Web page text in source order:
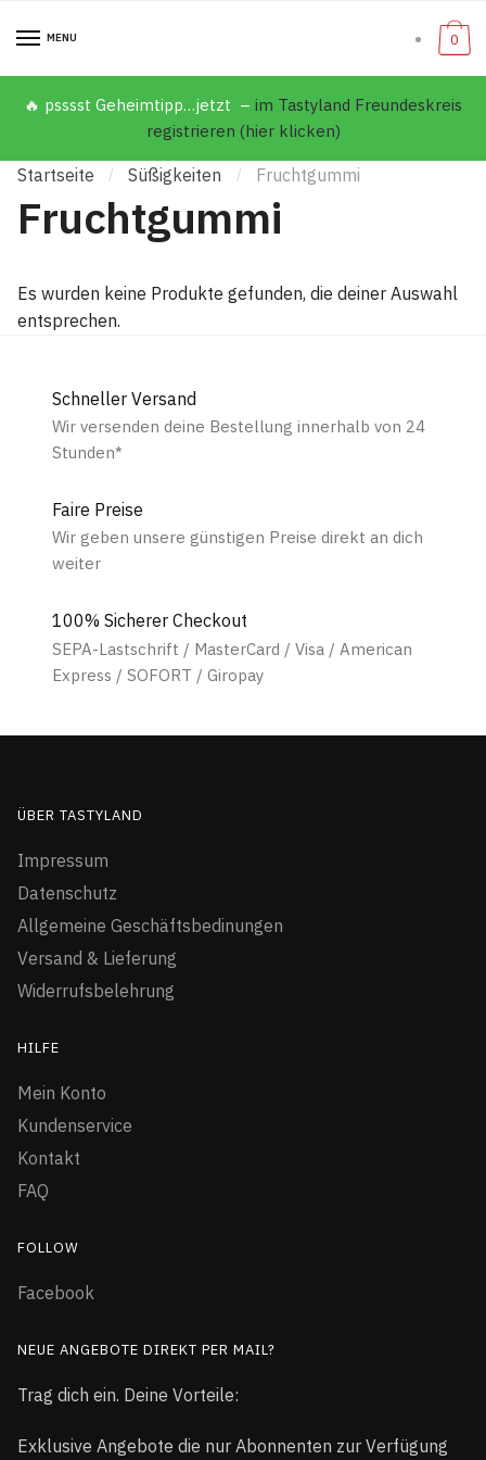
MENU 0
🔥 psssst Geheimtipp…jetzt – im Tastyland Freundeskreis
registrieren (hier klicken)
Startseite / Süßigkeiten / Fruchtgummi
Fruchtgummi
Es wurden keine Produkte gefunden, die deiner Auswahl
entsprechen.
Schneller Versand
Wir versenden deine Bestellung innerhalb von 24
Stunden*
Faire Preise
Wir geben unsere günstigen Preise direkt an dich
weiter
100% Sicherer Checkout
SEPA-Lastschrift / MasterCard / Visa / American
Express / SOFORT / Giropay
ÜBER TASTYLAND
Impressum
Datenschutz
Allgemeine Geschäftsbedinungen
Versand & Lieferung
Widerrufsbelehrung
HILFE
Mein Konto
Kundenservice
Kontakt
FAQ
FOLLOW
Facebook
NEUE ANGEBOTE DIREKT PER MAIL?
Trag dich ein. Deine Vorteile:
Exklusive Angebote die nur Abonnenten zur Verfügung